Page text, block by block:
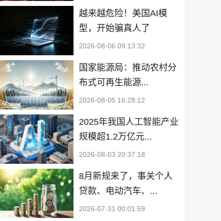
越来越危险！美国AI模
型，开始骗真人了
2026-08-06 09:13:32
国家能源局：推动农村分
布式可再生能源...
2026-08-05 16:28:12
2025年我国人工智能产业
规模超1.2万亿元...
2026-08-03 20:37:18
8月新规来了，事关个人
贷款、电动汽车、...
2026-07-31 00:01:59